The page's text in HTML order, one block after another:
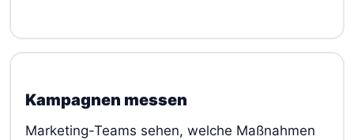
Kampagnen messen
Marketing-Teams sehen, welche Maßnahmen